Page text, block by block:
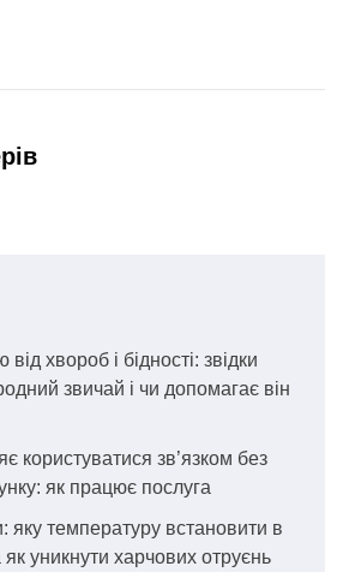
від хвороб і бідності: звідки
звичай і чи допомагає він
користуватися зв’язком без
як працює послуга
яку температуру встановити в
уникнути харчових отруєнь